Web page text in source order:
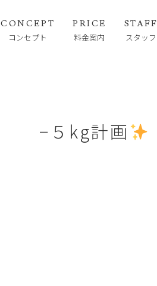
CONCEPT
コンセプト
PRICE
料金案内
STAFF
スタッフ
−５kg計画